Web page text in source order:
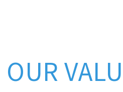
OUR